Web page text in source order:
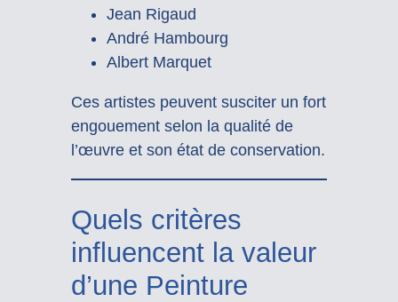
Jean Rigaud
André Hambourg
Albert Marquet
Ces artistes peuvent susciter un fort
engouement selon la qualité de
l’œuvre et son état de conservation.
Quels critères
influencent la valeur
d’une Peinture